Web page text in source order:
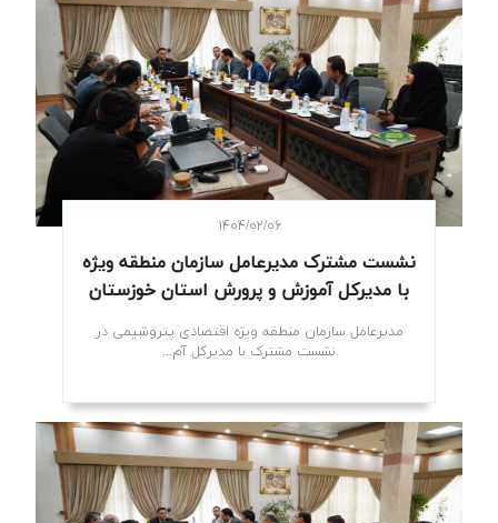
۱۴۰۴/۰۲/۰۶
نشست مشترک مدیرعامل سازمان منطقه ویژه
با مدیرکل آموزش و پرورش استان خوزستان
مدیرعامل سازمان منطقه ویژه اقتصادی پتروشیمی در
نشست مشترک با مدیرکل آم...